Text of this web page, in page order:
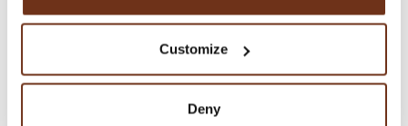
Customize
Deny
Kreationen, die die Aromen und Frische jeder Saison
Reservieren Sie jetzt Ihren Tisch und lassen Sie sich von den
neuen kulinarischen Höhepunkten in unserem Restaurant